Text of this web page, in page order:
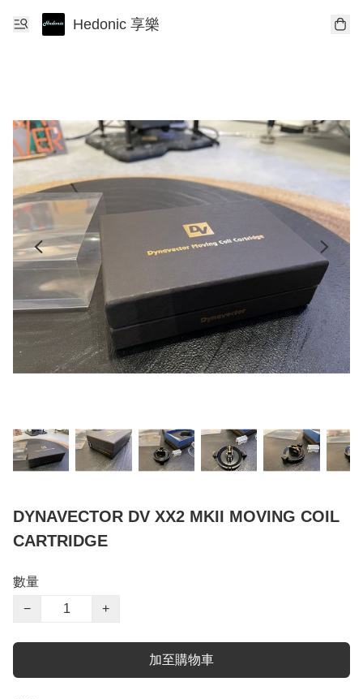
Hedonic 享樂
DYNAVECTOR DV XX2 MKII MOVING COIL
CARTRIDGE
數量
−
+
加至購物車